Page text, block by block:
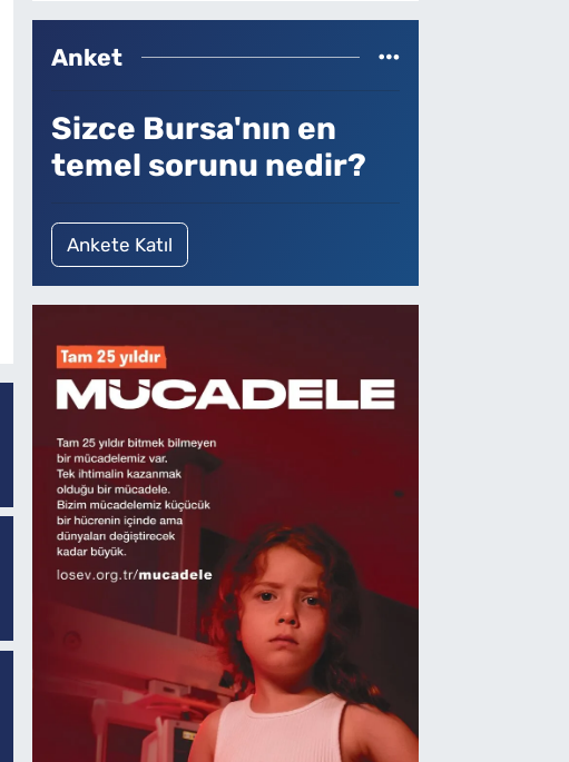
Anket
Sizce Bursa'nın en
temel sorunu nedir?
Ankete Katıl